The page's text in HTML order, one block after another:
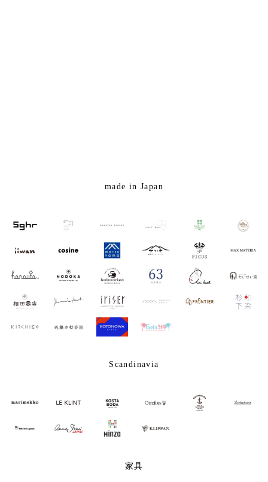
made in Japan
Scandinavia
家具